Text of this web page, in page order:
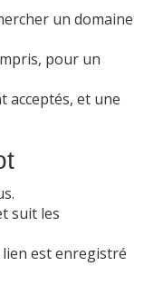
un domaine
pour un
acceptés, et une
suit les
est enregistré